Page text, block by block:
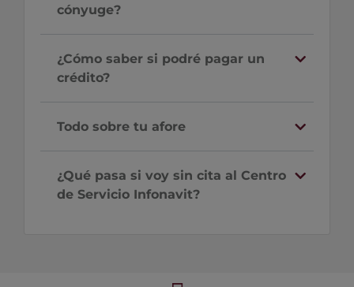
cónyuge?
¿Cómo saber si podré pagar un
crédito?
Todo sobre tu afore
¿Qué pasa si voy sin cita al Centro
de Servicio Infonavit?